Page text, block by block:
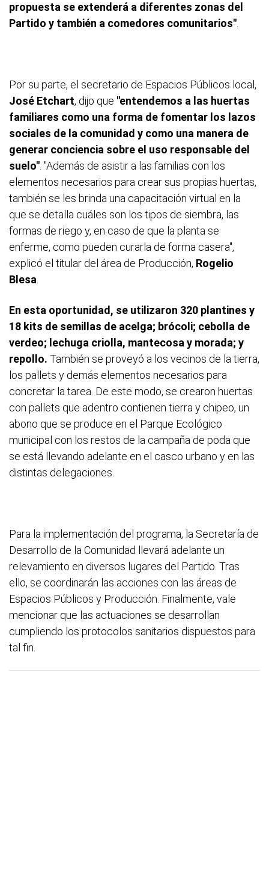
propuesta se extenderá a diferentes zonas del
Partido y también a comedores comunitarios"
Por su parte, el secretario de Espacios Públicos local,
José Etchart, dijo que "entendemos a las huertas
familiares como una forma de fomentar los lazos
sociales de la comunidad y como una manera de
generar conciencia sobre el uso responsable del
suelo" . "Además de asistir a las familias con los
elementos necesarios para crear sus propias huertas,
también se les brinda una capacitación virtual en la
que se detalla cuáles son los tipos de siembra, las
formas de riego y, en caso de que la planta se
enferme, como pueden curarla de forma casera",
explicó el titular del área de Producción, Rogelio
Blesa
En esta oportunidad, se utilizaron 320 plantines y
18 kits de semillas de acelga; brócoli; cebolla de
verdeo; lechuga criolla, mantecosa y morada; y
repollo. También se proveyó a los vecinos de la tierra,
los pallets y demás elementos necesarios para
concretar la tarea. De este modo, se crearon huertas
con pallets que adentro contienen tierra y chipeo, un
abono que se produce en el Parque Ecológico
municipal con los restos de la campaña de poda que
se está llevando adelante en el casco urbano y en las
distintas delegaciones.
Para la implementación del programa, la Secretaría de
Desarrollo de la Comunidad llevará adelante un
relevamiento en diversos lugares del Partido. Tras
ello, se coordinarán las acciones con las áreas de
Espacios Públicos y Producción. Finalmente, vale
mencionar que las actuaciones se desarrollan
cumpliendo los protocolos sanitarios dispuestos para
tal fin.